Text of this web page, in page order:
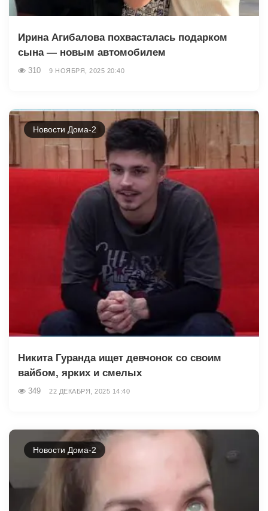
Ирина Агибалова похвасталась подарком
сына — новым автомобилем
310 9 НОЯБРЯ, 2025 20:40
Новости Дома-2
Никита Гуранда ищет девчонок со своим
вайбом, ярких и смелых
349 22 ДЕКАБРЯ, 2025 14:40
Новости Дома-2